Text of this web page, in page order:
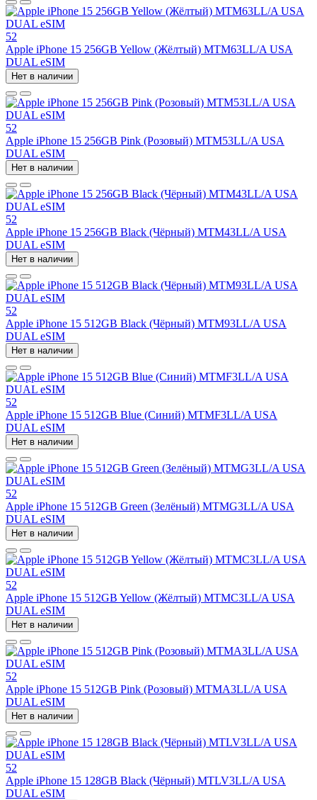
52
Apple iPhone 15 256GB Yellow (Жёлтый) MTM63LL/A USA
DUAL eSIM
Нет в наличии
52
Apple iPhone 15 256GB Pink (Розовый) MTM53LL/A USA
DUAL eSIM
Нет в наличии
52
Apple iPhone 15 256GB Black (Чёрный) MTM43LL/A USA
DUAL eSIM
Нет в наличии
52
Apple iPhone 15 512GB Black (Чёрный) MTM93LL/A USA
DUAL eSIM
Нет в наличии
52
Apple iPhone 15 512GB Blue (Синий) MTMF3LL/A USA
DUAL eSIM
Нет в наличии
52
Apple iPhone 15 512GB Green (Зелёный) MTMG3LL/A USA
DUAL eSIM
Нет в наличии
52
Apple iPhone 15 512GB Yellow (Жёлтый) MTMC3LL/A USA
DUAL eSIM
Нет в наличии
52
Apple iPhone 15 512GB Pink (Розовый) MTMA3LL/A USA
DUAL eSIM
Нет в наличии
52
Apple iPhone 15 128GB Black (Чёрный) MTLV3LL/A USA
DUAL eSIM